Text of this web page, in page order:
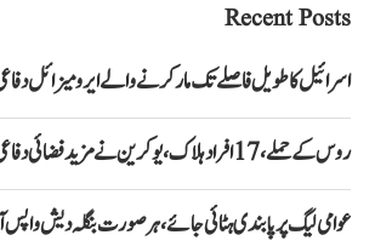
Recent Posts
اسرائیل کا طویل فاصلے تک مار کرنے والے ایرو میزائل
روس کے حملے، 17 افراد ہلاک، یوکرین نے مزید فضائی دفاعی نظام کا مطالبہ کر دیا
عوامی لیگ پر پابندی ہٹائی جائے، ہر صورت بنگلہ دیش واپس